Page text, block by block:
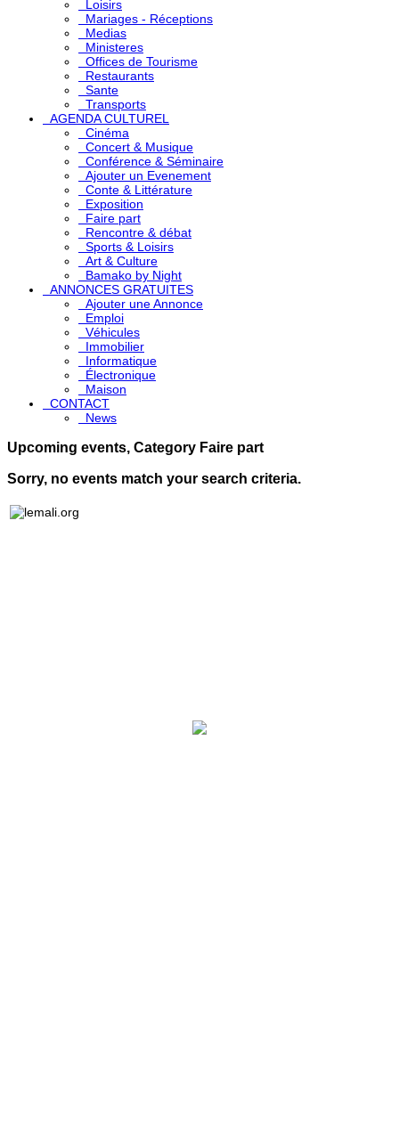
Loisirs
Mariages - Réceptions
Medias
Ministeres
Offices de Tourisme
Restaurants
Sante
Transports
AGENDA CULTUREL
Cinéma
Concert & Musique
Conférence & Séminaire
Ajouter un Evenement
Conte & Littérature
Exposition
Faire part
Rencontre & débat
Sports & Loisirs
Art & Culture
Bamako by Night
ANNONCES GRATUITES
Ajouter une Annonce
Emploi
Véhicules
Immobilier
Informatique
Électronique
Maison
CONTACT
News
Upcoming events, Category Faire part
Sorry, no events match your search criteria.